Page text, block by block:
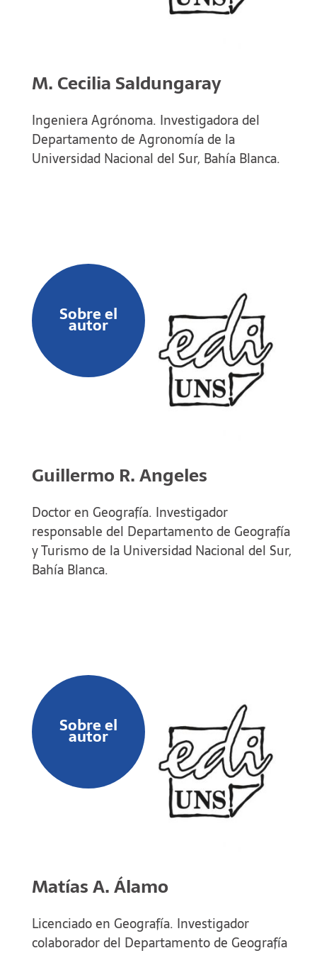
M. Cecilia Saldungaray
Ingeniera Agrónoma. Investigadora del
Departamento de Agronomía de la
Universidad Nacional del Sur, Bahía Blanca.
Sobre el
autor
Guillermo R. Angeles
Doctor en Geografía. Investigador
responsable del Departamento de Geografía
y Turismo de la Universidad Nacional del Sur,
Bahía Blanca.
Sobre el
autor
Matías A. Álamo
Licenciado en Geografía. Investigador
colaborador del Departamento de Geografía